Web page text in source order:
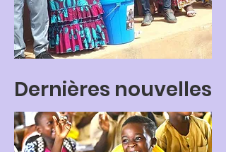
Dernières nouvelles